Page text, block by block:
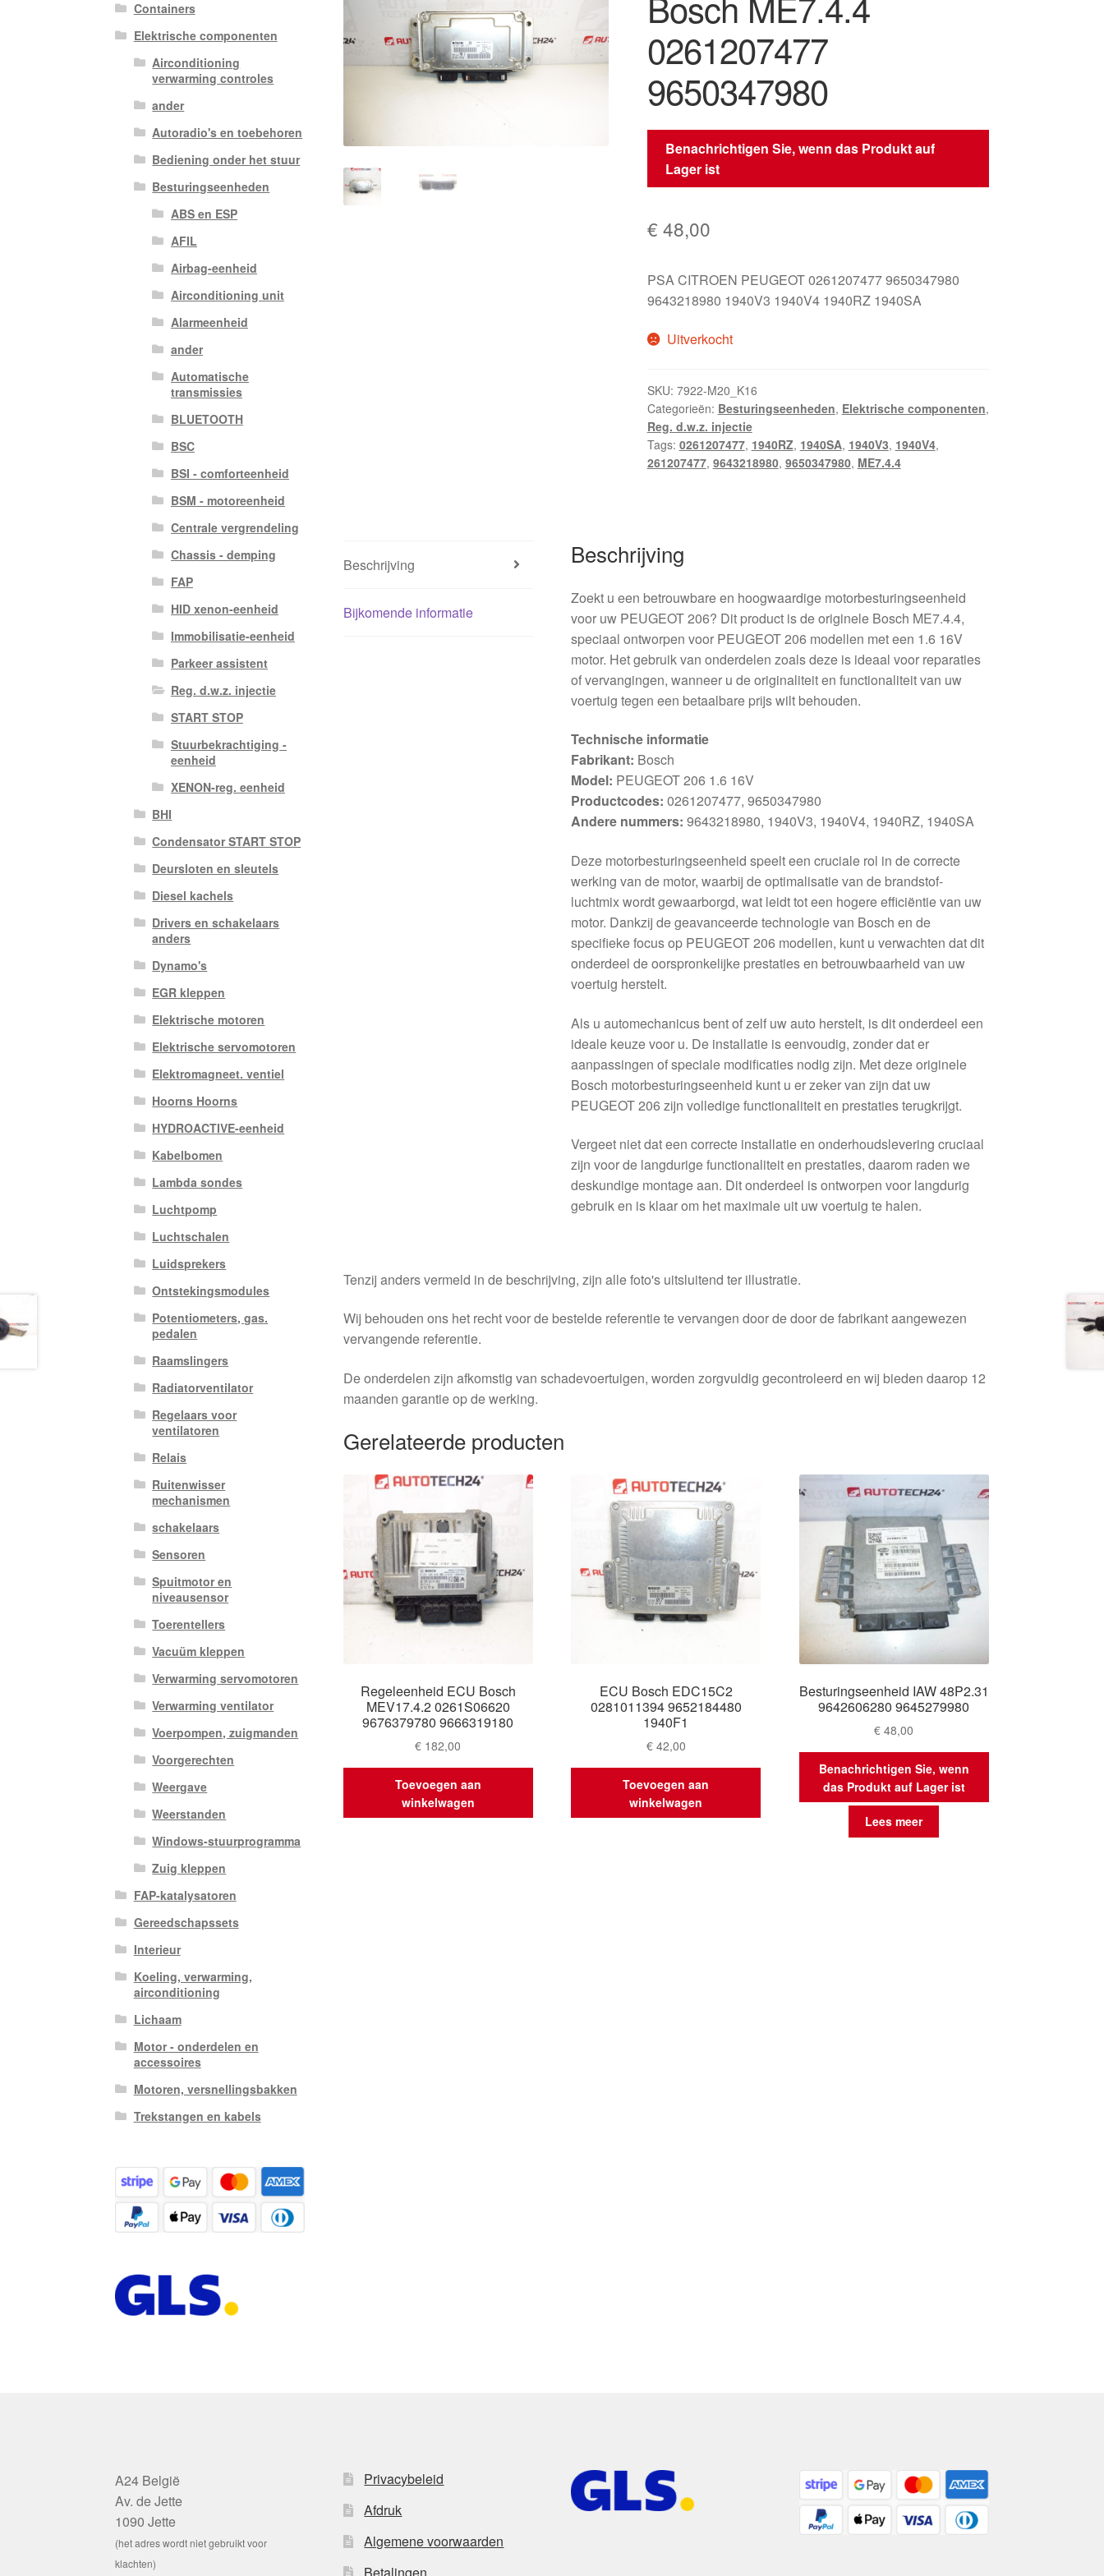
0261207477
9650347980
Benachrichtigen Sie, wenn das Produkt auf
Lager ist
€ 48,00
PSA CITROEN PEUGEOT 0261207477 9650347980
9643218980 1940V3 1940V4 1940RZ 1940SA
Uitverkocht
SKU: 7922-M20_K16
Categorieën: Besturingseenheden, Elektrische componenten,
Reg. d.w.z. injectie
Tags: 0261207477, 1940RZ, 1940SA, 1940V3, 1940V4,
261207477, 9643218980, 9650347980, ME7.4.4
Beschrijving
Bijkomende informatie
Beschrijving
Zoekt u een betrouwbare en hoogwaardige motorbesturingseenheid
voor uw PEUGEOT 206? Dit product is de originele Bosch ME7.4.4,
speciaal ontworpen voor PEUGEOT 206 modellen met een 1.6 16V
motor. Het gebruik van onderdelen zoals deze is ideaal voor reparaties
of vervangingen, wanneer u de originaliteit en functionaliteit van uw
voertuig tegen een betaalbare prijs wilt behouden.
Technische informatie
Fabrikant: Bosch
Model: PEUGEOT 206 1.6 16V
Productcodes: 0261207477, 9650347980
Andere nummers: 9643218980, 1940V3, 1940V4, 1940RZ, 1940SA
Deze motorbesturingseenheid speelt een cruciale rol in de correcte
werking van de motor, waarbij de optimalisatie van de brandstof-
luchtmix wordt gewaarborgd, wat leidt tot een hogere efficiëntie van uw
motor. Dankzij de geavanceerde technologie van Bosch en de
specifieke focus op PEUGEOT 206 modellen, kunt u verwachten dat dit
onderdeel de oorspronkelijke prestaties en betrouwbaarheid van uw
voertuig herstelt.
Als u automechanicus bent of zelf uw auto herstelt, is dit onderdeel een
ideale keuze voor u. De installatie is eenvoudig, zonder dat er
aanpassingen of speciale modificaties nodig zijn. Met deze originele
Bosch motorbesturingseenheid kunt u er zeker van zijn dat uw
PEUGEOT 206 zijn volledige functionaliteit en prestaties terugkrijgt.
Vergeet niet dat een correcte installatie en onderhoudslevering cruciaal
zijn voor de langdurige functionaliteit en prestaties, daarom raden we
deskundige montage aan. Dit onderdeel is ontworpen voor langdurig
gebruik en is klaar om het maximale uit uw voertuig te halen.
Tenzij anders vermeld in de beschrijving, zijn alle foto's uitsluitend ter illustratie.
Wij behouden ons het recht voor de bestelde referentie te vervangen door de door de fabrikant aangewezen
vervangende referentie.
De onderdelen zijn afkomstig van schadevoertuigen, worden zorgvuldig gecontroleerd en wij bieden daarop 12
maanden garantie op de werking.
Gerelateerde producten
Regeleenheid ECU Bosch
MEV17.4.2 0261S06620
9676379780 9666319180
€ 182,00
Toevoegen aan
winkelwagen
ECU Bosch EDC15C2
0281011394 9652184480
1940F1
€42,00
Toevoegen aan
winkelwagen
Besturingseenheid IAW 48P2.31
9642606280 9645279980
€ 48,00
Benachrichtigen Sie, wenn
das Produkt auf Lager ist
Lees meer
Containers
Elektrische componenten
Airconditioning
verwarming controles
ander
Autoradio's en toebehoren
Bediening onder het stuur
Besturingseenheden
ABS en ESP
AFIL
Airbag-eenheid
Airconditioning unit
Alarmeenheid
ander
Automatische
transmissies
BLUETOOTH
BSC
BSI - comforteenheid
BSM - motoreenheid
Centrale vergrendeling
Chassis - demping
FAP
HID xenon-eenheid
Immobilisatie-eenheid
Parkeer assistent
Reg. d.w.z. injectie
START STOP
Stuurbekrachtiging -
eenheid
XENON-reg. eenheid
BHI
Condensator START STOP
Deursloten en sleutels
Diesel kachels
Drivers en schakelaars
anders
Dynamo's
EGR kleppen
Elektrische motoren
Elektrische servomotoren
Elektromagneet. ventiel
Hoorns Hoorns
HYDROACTIVE-eenheid
Kabelbomen
Lambda sondes
Luchtpomp
Luchtschalen
Luidsprekers
Ontstekingsmodules
Potentiometers, gas.
pedalen
Raamslingers
Radiatorventilator
Regelaars voor
ventilatoren
Relais
Ruitenwisser
mechanismen
schakelaars
Sensoren
Spuitmotor en
niveausensor
Toerentellers
Vacuüm kleppen
Verwarming servomotoren
Verwarming ventilator
Voerpompen, zuigmanden
Voorgerechten
Weergave
Weerstanden
Windows-stuurprogramma
Zuig kleppen
FAP-katalysatoren
Gereedschapssets
Interieur
Koeling, verwarming,
airconditioning
Lichaam
Motor - onderdelen en
accessoires
Motoren, versnellingsbakken
Trekstangen en kabels
A24 België
Av. de Jette
1090 Jette
(het adres wordt niet gebruikt voor
klachten)
Privacybeleid
Afdruk
Algemene voorwaarden
Betalingen